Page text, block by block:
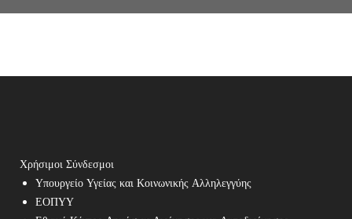
Χρήσιμοι Σύνδεσμοι
Υπουργείο Υγείας και Κοινωνικής Αλληλεγγύης
ΕΟΠΥΥ